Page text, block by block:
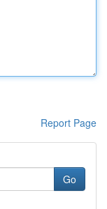
Report Page
Go